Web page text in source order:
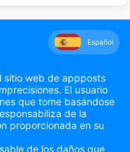
Español
sitio web de appposts
El usuario
que tome basándose
de la
proporcionada en su
de los daños que